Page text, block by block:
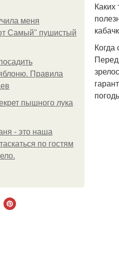
меня
Самый" пушистый
Правила
пышного лука
- это наша
по гостям
Когда